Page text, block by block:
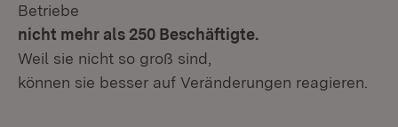
Betriebe
nicht mehr als 250 Beschäftigte.
Weil sie nicht so groß sind,
können sie besser auf Veränderungen reagieren.